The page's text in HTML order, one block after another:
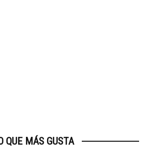
QUE MÁS GUSTA